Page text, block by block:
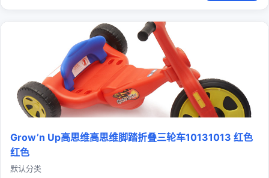
Grow’n Up高思维高思维脚踏折叠三轮车10131013 红色
红色
默认分类